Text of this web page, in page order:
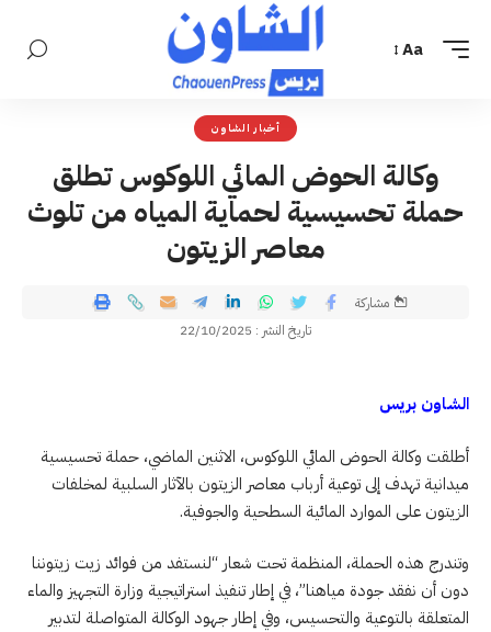
Aa
أخبار الشاون
وكالة الحوض المائي اللوكوس تطلق
حملة تحسيسية لحماية المياه من تلوث
معاصر الزيتون
تاريخ النشر : 22/10/2025
مشاركة
الشاون بريس
أطلقت وكالة الحوض المائي اللوكوس، الاثنين الماضي، حملة تحسيسية
ميدانية تهدف إلى توعية أرباب معاصر الزيتون بالآثار السلبية لمخلفات
الزيتون على الموارد المائية السطحية والجوفية.
وتندرج هذه الحملة، المنظمة تحت شعار “لنستفد من فوائد زيت زيتوننا
دون أن نفقد جودة مياهنا”، في إطار تنفيذ استراتيجية وزارة التجهيز والماء
المتعلقة بالتوعية والتحسيس، وفي إطار جهود الوكالة المتواصلة لتدبير